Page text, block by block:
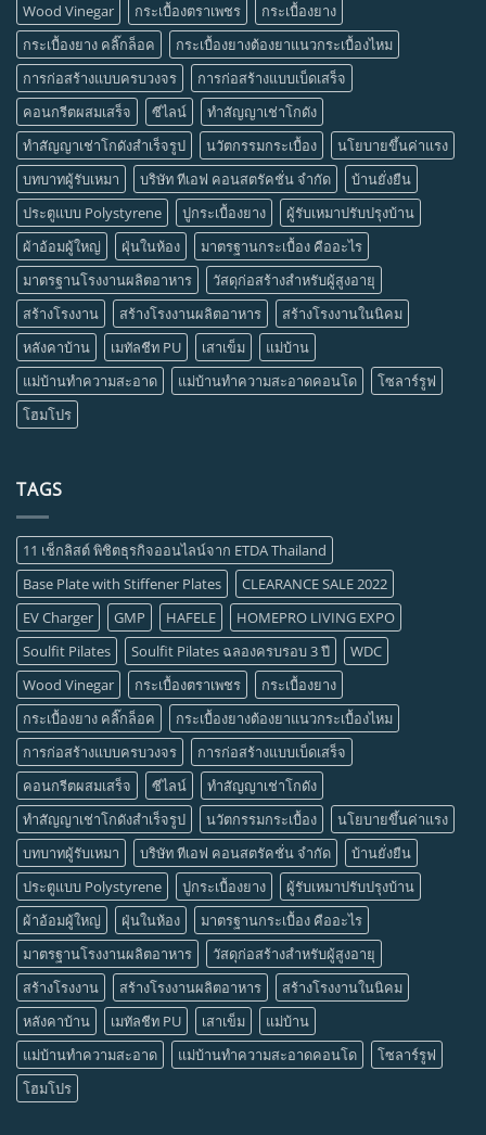
Wood Vinegar
กระเบื้องตราเพชร
กระเบื้องยาง
กระเบื้องยาง คลิ๊กล็อค
กระเบื้องยางต้องยาแนวกระเบื้องไหม
การก่อสร้างแบบครบวงจร
การก่อสร้างแบบเบ็ดเสร็จ
คอนกรีตผสมเสร็จ
ซีไลน์
ทำสัญญาเช่าโกดัง
ทำสัญญาเช่าโกดังสำเร็จรูป
นวัตกรรมกระเบื้อง
นโยบายขึ้นค่าแรง
บทบาทผู้รับเหมา
บริษัท ทีเอฟ คอนสตรัคชั่น จำกัด
บ้านยั่งยืน
ประตูแบบ Polystyrene
ปูกระเบื้องยาง
ผู้รับเหมาปรับปรุงบ้าน
ผ้าอ้อมผู้ใหญ่
ฝุ่นในห้อง
มาตรฐานกระเบื้อง คืออะไร
มาตรฐานโรงงานผลิตอาหาร
วัสดุก่อสร้างสำหรับผู้สูงอายุ
สร้างโรงงาน
สร้างโรงงานผลิตอาหาร
สร้างโรงงานในนิคม
หลังคาบ้าน
เมทัลชีท PU เสาเข็ม
แม่บ้าน
แม่บ้านทำความสะอาด
แม่บ้านทำความสะอาดคอนโด
โซลาร์รูฟ
โฮมโปร
TAGS
11 เช็กลิสต์ พิชิตธุรกิจออนไลน์จาก ETDA Thailand
Base Plate with Stiffener Plates
CLEARANCE SALE 2022
EV Charger
GMP HAFELE
HOMEPRO LIVING EXPO
Soulfit Pilates
Soulfit Pilates ฉลองครบรอบ 3 ปี
WDC
Wood Vinegar
กระเบื้องตราเพชร
กระเบื้องยาง
กระเบื้องยาง คลิ๊กล็อค
กระเบื้องยางต้องยาแนวกระเบื้องไหม
การก่อสร้างแบบครบวงจร
การก่อสร้างแบบเบ็ดเสร็จ
คอนกรีตผสมเสร็จ
ซีไลน์
ทำสัญญาเช่าโกดัง
ทำสัญญาเช่าโกดังสำเร็จรูป
นวัตกรรมกระเบื้อง
นโยบายขึ้นค่าแรง
บทบาทผู้รับเหมา
บริษัท ทีเอฟ คอนสตรัคชั่น จำกัด
บ้านยั่งยืน
ประตูแบบ Polystyrene
ปูกระเบื้องยาง
ผู้รับเหมาปรับปรุงบ้าน
ผ้าอ้อมผู้ใหญ่
ฝุ่นในห้อง
มาตรฐานกระเบื้อง คืออะไร
มาตรฐานโรงงานผลิตอาหาร
วัสดุก่อสร้างสำหรับผู้สูงอายุ
สร้างโรงงาน
สร้างโรงงานผลิตอาหาร
สร้างโรงงานในนิคม
หลังคาบ้าน
เมทัลชีท PU เสาเข็ม
แม่บ้าน
แม่บ้านทำความสะอาด
แม่บ้านทำความสะอาดคอนโด
โซลาร์รูฟ
โฮมโปร